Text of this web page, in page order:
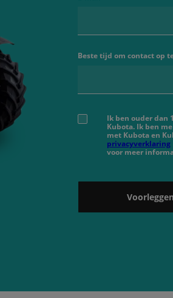
Beste tijd om contact op
Ik ben ouder dan
Kubota. Ik ben
met Kubota en
privacyverklaring
voor meer
Voorleggen